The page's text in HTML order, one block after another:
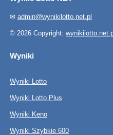
✉ admin@wynikilotto.net.pl
© 2026 Copyright:
Wyniki
Wyniki Lotto
Wyniki Lotto Plus
Wyniki Keno
Wyniki Szybkie 600